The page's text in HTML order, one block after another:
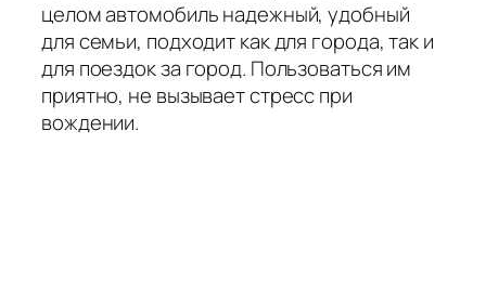
целом автомобиль надежный, удобный
для семьи, подходит как для города, так и
для поездок за город. Пользоваться им
приятно, не вызывает стресс при
вождении.